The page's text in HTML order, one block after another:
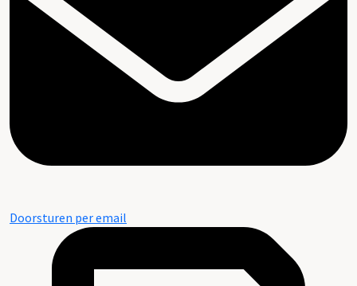
Doorsturen per email